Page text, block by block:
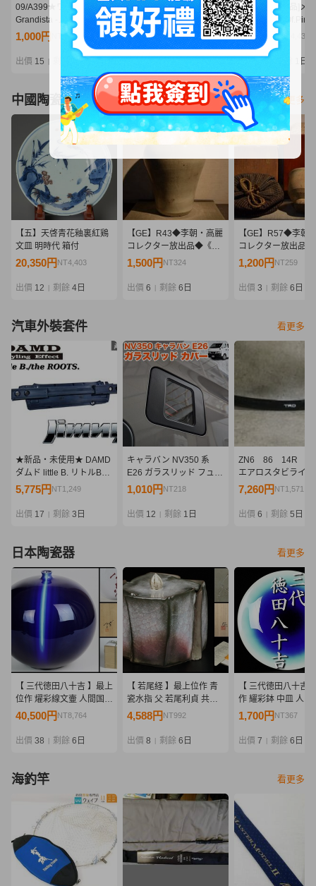
09/A399★ワンピース
Grandista -
MONKEY.D.LUFFY
GEAR5-Ⅲ モンキー・
D・ルフィ ギア5★フィ
ギュア★ニカ★バンダイ
★プライズ★未開封品
1,000円 NT216
出價 15 2日
09/A367★ワンピース
Grandista -
MARSHALL.D.TEACH-
マーシャル・D・ティー
チ★黒ひげ★フィギュア
★バンプレスト★プライ
ズ★未開封品
630円NT136
【#26】[開封品]メ
ス
P.O.P WA-
百獣のカイドウ
20,500円 NT4,436
1日
中國陶瓷器 看更多
【五】天啓青花釉裏紅鶏
文皿 明時代 箱付
20,350円 NT4,403
出價 12 剩餘 4日
【GE】R43◆李朝・高麗
コレクター放出品◆《大
名品》時代 李朝白磁壺/中
国 壷 骨董品 時代品 美術
1,500円 NT324
出價 6 剩餘 6日
【GE】R57◆李朝
コレクター放出品◆
名品》時代 熊川茶
茶道具 骨董品 時代
1,200円 NT259
出價 3 剩餘 6日
汽車外裝套件 看更多
★新品・未使用★ DAMD
ダムド little B. リトルB
the ROOTS.ザ・ルーツ
パー 外装 エアロ 即納
5,775円 NT1,249
出價 17 剩餘 3日
キャラバン NV350 系
E26 ガラスリッド フュー
エル リッドカバー 給油口
透明 蓋 ふた スケルトン
1,010円 NT218
出價 12 剩餘 1日
ZN6 86 14R
エアロスタビライ
カバー ［31QF34
7,260円 NT1,571
出價 6 剩餘 5日
日本陶瓷器 看更多
【 三代徳田八十吉 】最上
位作 燿彩線文壷 人間国宝
共箱 保証
40,500円 NT8,764
出價 38 剩餘 6日
【 若尾経 】最上位作 青
瓷水指 父 若尾利貞 共箱
保証
4,588円 NT992
出價 8 剩餘 6日
【 三代徳田八十吉
作 耀彩鉢 中皿 人間
保証
1,700円 NT367
出價 7 剩餘 6日
海釣竿 看更多